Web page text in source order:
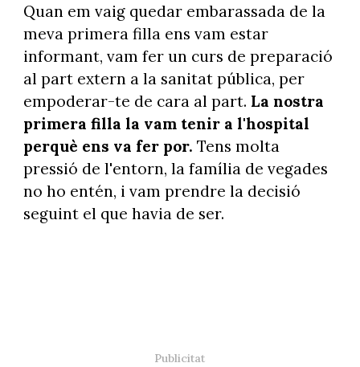
Quan em vaig quedar embarassada de la
meva primera filla ens vam estar
informant, vam fer un curs de preparació
al part extern a la sanitat pública, per
empoderar-te de cara al part. La nostra
primera filla la vam tenir a l'hospital
perquè ens va fer por. Tens molta
pressió de l'entorn, la família de vegades
no ho entén, i vam prendre la decisió
seguint el que havia de ser.